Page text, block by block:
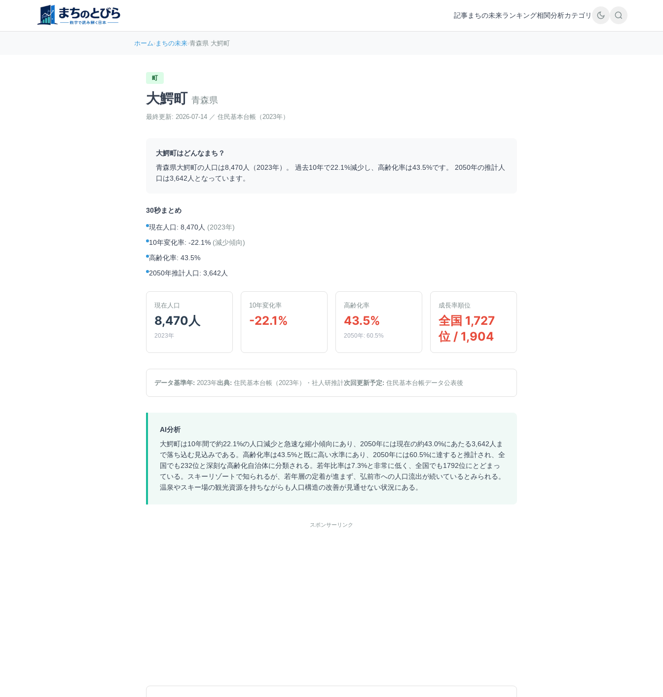
記事まちの未来ランキング相関分析カテゴリ
ホーム›まちの未来›青森県 大鰐町
町
大鰐町 青森県
最終更新: 2026-07-14 ／ 住民基本台帳（2023年）
大鰐町はどんなまち？
青森県大鰐町の人口は8,470人（2023年）。 過去10年で22.1%減少し、高齢化率は43.5%です。 2050年の推計人
口は3,642 人となっています。
30秒まとめ
現在人口: 8,470人 (2023年)
10年変化率: -22.1% (減少傾向)
高齢化率: 43.5%
2050年推計人口: 3,642人
現在人口
8,470人
2023年
10年変化率
-22.1%
高齢化率
43.5%
2050年: 60.5%
成長率順位
全国 1,727
位 / 1,904
データ基準年: 2023年出典: 住民基本台帳（2023年） ・社人研推計次回更新予定: 住民基本台帳データ公表後
AI分析
大鰐町は10年間で約22.1%の人口減少と急速な縮小傾向にあり、2050年には現在の約43.0%にあたる3,642人ま
で落ち込む見込みである。高齢化率は43.5%と既に高い水準にあり、2050年には60.5%に達すると推計され、全
国でも232位と深刻な高齢化自治体に分類される。若年比率は7.3%と非常に低く、全国でも1792位にとどまっ
ている。スキーリゾートで知られるが、若年層の定着が進まず、弘前市への人口流出が続いているとみられる。
温泉やスキー場の観光資源を持ちながらも人口構造の改善が見通せない状況にある。
スポンサーリンク